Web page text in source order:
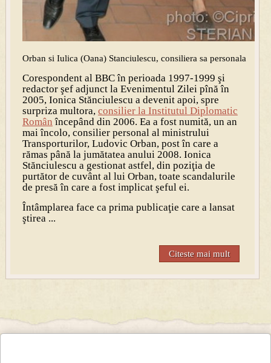
Orban si Iulica (Oana) Stanciulescu, consiliera sa personala
Corespondent al BBC în perioada 1997-1999 şi
redactor şef adjunct la Evenimentul Zilei pînă în
2005, Ionica Stănciulescu a devenit apoi, spre
surpriza multora, consilier la Institutul Diplomatic
Român începând din 2006. Ea a fost numită, un an
mai încolo, consilier personal al ministrului
Transporturilor, Ludovic Orban, post în care a
rămas până la jumătatea anului 2008. Ionica
Stănciulescu a gestionat astfel, din poziţia de
purtător de cuvânt al lui Orban, toate scandalurile
de presă în care a fost implicat şeful ei.
Întâmplarea face ca prima publicaţie care a lansat
ştirea ...
Citeste mai mult